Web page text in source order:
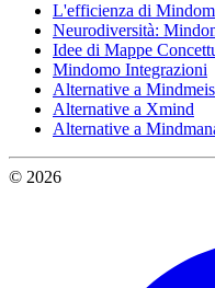
L'efficienza di
Neurodiversità:
Idee di Mappe
Mindomo Integrazioni
Alternative a
Alternative a Xmind
Alternative a
© 2026